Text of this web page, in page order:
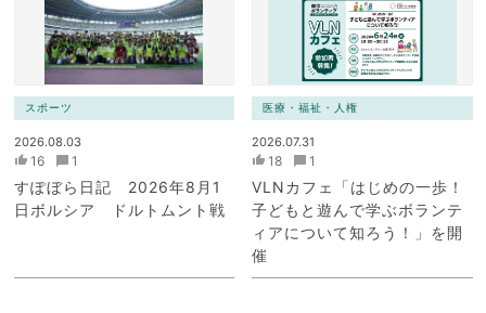
スポーツ
2026.08.03
16 1
すぽぼら日記 2026年8月1
日ボルシア ドルトムント戦
医療・福祉・人権
2026.07.31
18 1
VLNカフェ「はじめの一歩！
子どもと遊んで学ぶボランテ
ィアについて知ろう！」を開
催